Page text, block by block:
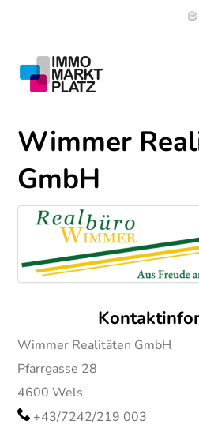
News
Wimmer
GmbH
Wimmer Realitäten GmbH
Pfarrgasse 28
4600Wels
+43/7242/219 003